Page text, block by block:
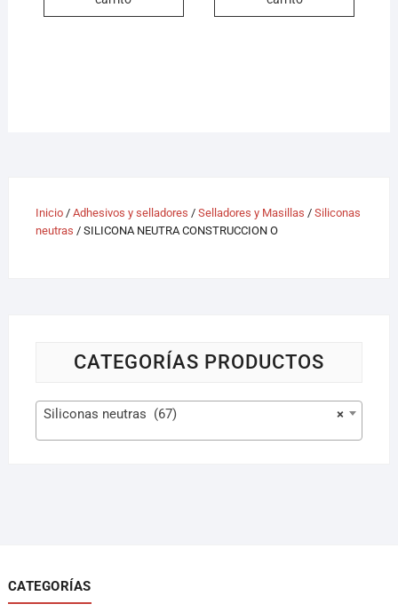
Inicio/ Adhesivos y selladores / Selladores y Masillas / Siliconas
neutras / SILICONA NEUTRA CONSTRUCCION O
CATEGORÍAS PRODUCTOS
×
Siliconas neutras (67)
CATEGORÍAS